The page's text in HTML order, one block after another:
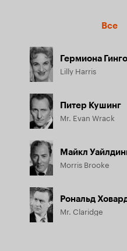
Все
Гермиона
Lilly Harris
Питер Кушинг
Mr. Evan Wrack
Майкл
Morris Brooke
Рональд
Mr. Claridge